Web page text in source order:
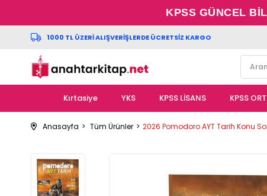
KPSS GÜNCEL
1000 TL ÜZERİ ALIŞVERİŞLERDE ÜCRETSİZ KARGO
Kırtasiye YKS KPSS LİSANS KPSS
Anasayfa Tüm Ürünler 2026 Pomodoro AYT Tarih Konu